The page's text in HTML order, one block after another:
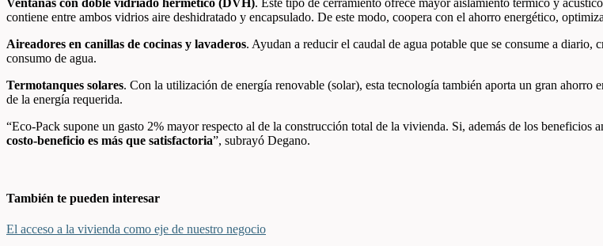
contiene entre ambos vidrios aire deshidratado y encapsulado. De este modo, coopera con el ahorro energético,
Aireadores en canillas de cocinas y lavaderos. Ayudan a reducir el caudal de agua potable que se consume a
consumo de agua.
Termotanques solares. Con la utilización de energía renovable (solar), esta tecnología también aporta un gran
de la energía requerida.
“Eco-Pack supone un gasto 2% mayor respecto al de la construcción total de la vivienda. Si, además de los beneficios
costo-beneficio es más que satisfactoria”, subrayó Degano.
También te pueden interesar
El acceso a la vivienda como eje de nuestro negocio